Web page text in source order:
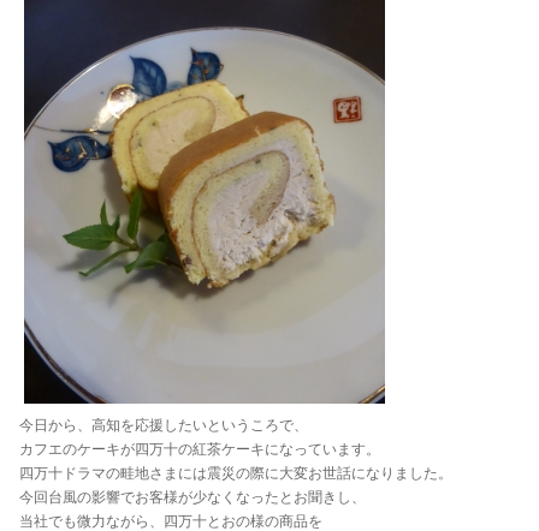
今日から、高知を応援したいというころで、
カフエのケーキが四万十の紅茶ケーキになっています。
四万十ドラマの畦地さまには震災の際に大変お世話になりました。
今回台風の影響でお客様が少なくなったとお聞きし、
当社でも微力ながら、四万十とおの様の商品を